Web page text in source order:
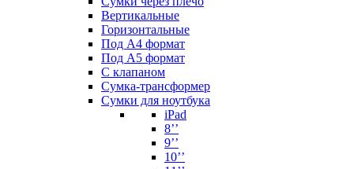
Вертикальные
Горизонтальные
Под А4 формат
Под А5 формат
С клапаном
Сумка-трансформер
Сумки для ноутбука
iPad
8’’
9’’
10’’